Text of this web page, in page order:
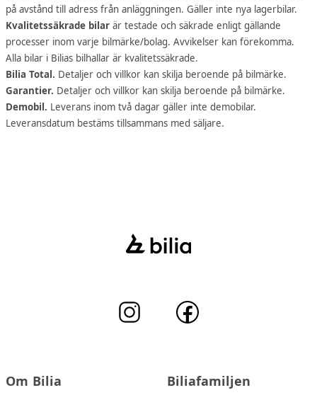
på avstånd till adress från anläggningen. Gäller inte nya lagerbilar.
Kvalitetssäkrade bilar är testade och säkrade enligt gällande
processer inom varje bilmärke/bolag. Avvikelser kan förekomma.
Alla bilar i Bilias bilhallar är kvalitetssäkrade.
Bilia Total. Detaljer och villkor kan skilja beroende på bilmärke.
Garantier. Detaljer och villkor kan skilja beroende på bilmärke.
Demobil. Leverans inom två dagar gäller inte demobilar.
Leveransdatum bestäms tillsammans med säljare.
Om Bilia Biliafamiljen